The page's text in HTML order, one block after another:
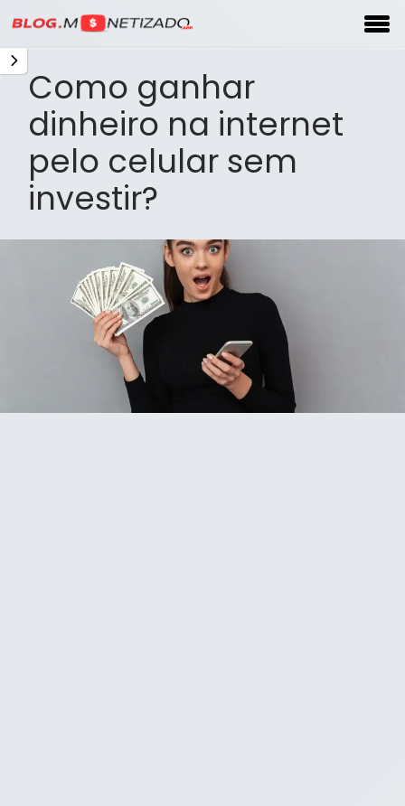
Como ganhar
dinheiro na internet
pelo celular sem
investir?